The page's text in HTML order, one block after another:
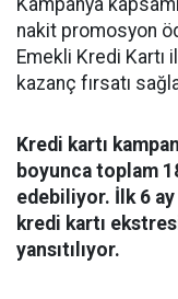
Kampanya
nakit promosyon
Emekli Kredi Kartı
kazanç fırsatı
Kredi kartı
boyunca toplam
edebiliyor. İlk 6 ay
kredi kartı
yansıtılıyor.